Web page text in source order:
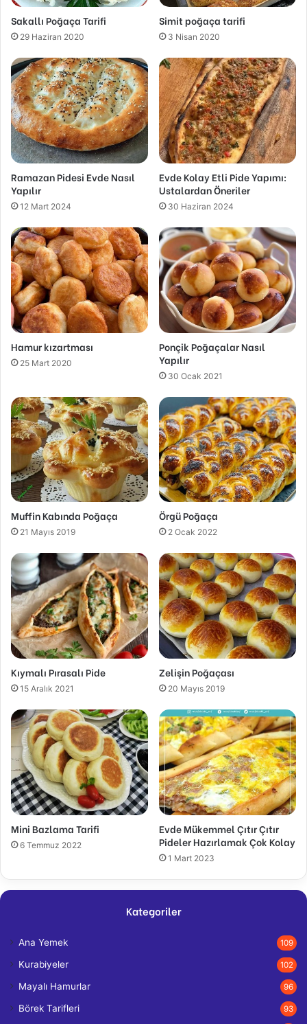
Sakallı Poğaça Tarifi
29 Haziran 2020
Simit poğaça tarifi
3 Nisan 2020
Ramazan Pidesi Evde Nasıl
Yapılır
12 Mart 2024
Evde Kolay Etli Pide Yapımı:
Ustalardan Öneriler
30 Haziran 2024
Hamur kızartması
25 Mart 2020
Ponçik Poğaçalar Nasıl
Yapılır
30 Ocak 2021
Muffin Kabında Poğaça
21 Mayıs 2019
Örgü Poğaça
2 Ocak 2022
Kıymalı Pırasalı Pide
15 Aralık 2021
Zelişin Poğaçası
20 Mayıs 2019
Mini Bazlama Tarifi
6 Temmuz 2022
Evde Mükemmel Çıtır Çıtır
Pideler Hazırlamak Çok Kolay
1 Mart 2023
Kategoriler
Ana Yemek 109
Kurabiyeler 102
Mayalı Hamurlar 96
Börek Tarifleri 93